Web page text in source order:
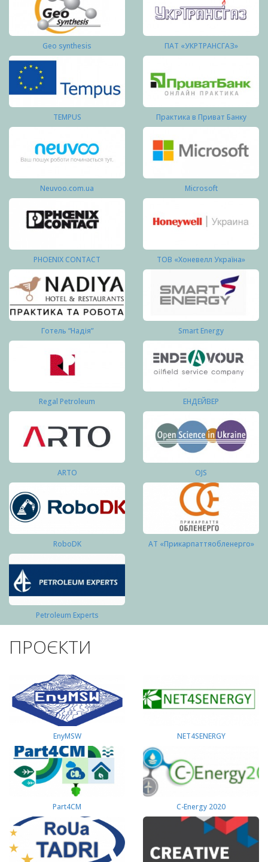
Geo synthesis ПАТ «УКРТРАНСГАЗ»
TEMPUS Практика в Приват Банку
Neuvoo.com.ua Microsoft
PHOENIX CONTACT ТОВ «Хоневелл Україна»
Готель “Надія” Smart Energy
Regal Petroleum ЕНДЕЙВЕР
ARTO OJS
RoboDK АТ «Прикарпаттяобленерго»
Petroleum Experts
ПРОЄКТИ
EnyMSW NET4SENERGY
Part4СМ C-Energy 2020